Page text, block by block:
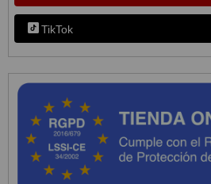
TikTok